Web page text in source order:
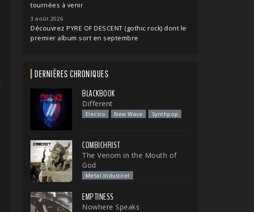
tournées à venir
3 août 2026
Découvrez PYRE OF DESCENT (gothic rock) dont le
premier album sort en septembre
DERNIÈRES CHRONIQUES
BLACKBOOK
Different
Electro New Wave Synthpop
COMBICHRIST
The Venom in the Mouth of
God
Metal Industriel
EMPTINESS
Nowhere Speaks